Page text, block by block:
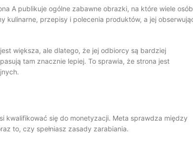
A publikuje ogólne zabawne obrazki, na które wiele osób
kulinarne, przepisy i polecenia produktów, a jej
większa, ale dlatego, że jej odbiorcy są bardziej
tam znacznie lepiej. To sprawia, że strona jest
kwalifikować się do monetyzacji. Meta sprawdza między
to, czy spełniasz zasady zarabiania.